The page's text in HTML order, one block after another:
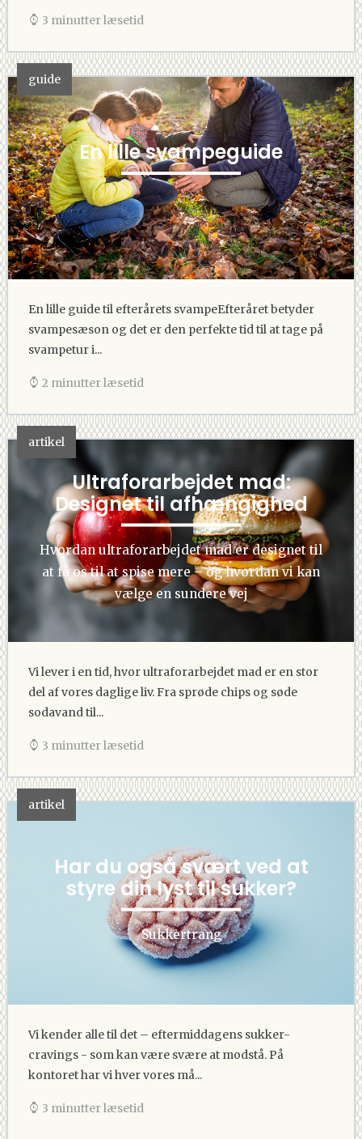
3 minutter læsetid
guide
En lille svampeguide
.
En lille guide til efterårets svampeEfteråret betyder
svampesæson og det er den perfekte tid til at tage på
svampetur i...
2 minutter læsetid
artikel
Ultraforarbejdet mad:
Designet til afhængighed
Hvordan ultraforarbejdet mad er designet til
at få os til at spise mere – og hvordan vi kan
vælge en sundere vej
Vi lever i en tid, hvor ultraforarbejdet mad er en stor
del af vores daglige liv. Fra sprøde chips og søde
sodavand til...
3 minutter læsetid
artikel
Har du også svært ved at
styre din lyst til sukker?
Sukkertrang
Vi kender alle til det – eftermiddagens sukker-
cravings - som kan være svære at modstå. På
kontoret har vi hver vores må...
3 minutter læsetid